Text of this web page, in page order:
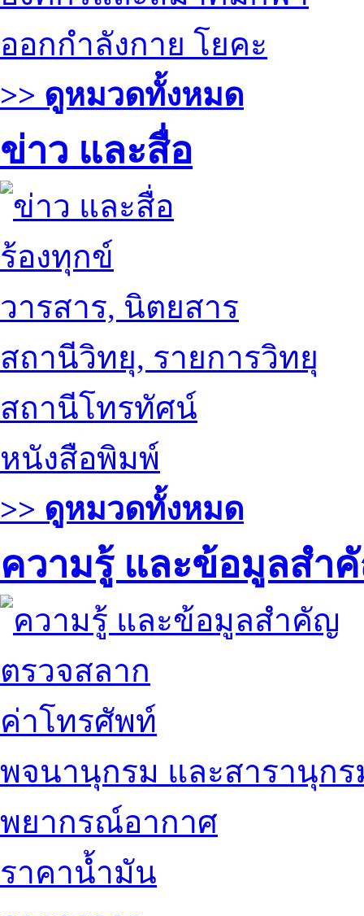
ออกกำลังกาย โยคะ
>> ดูหมวดทั้งหมด
ข่าว และสื่อ
ร้องทุกข์
วารสาร, นิตยสาร
สถานีวิทยุ, รายการวิทยุ
สถานีโทรทัศน์
หนังสือพิมพ์
>> ดูหมวดทั้งหมด
ความรู้ และข้อมูลสำ
ตรวจสลาก
ค่าโทรศัพท์
พจนานุกรม และสารานุกร
พยากรณ์อากาศ
ราคาน้ำมัน